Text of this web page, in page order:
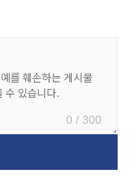
0 / 300